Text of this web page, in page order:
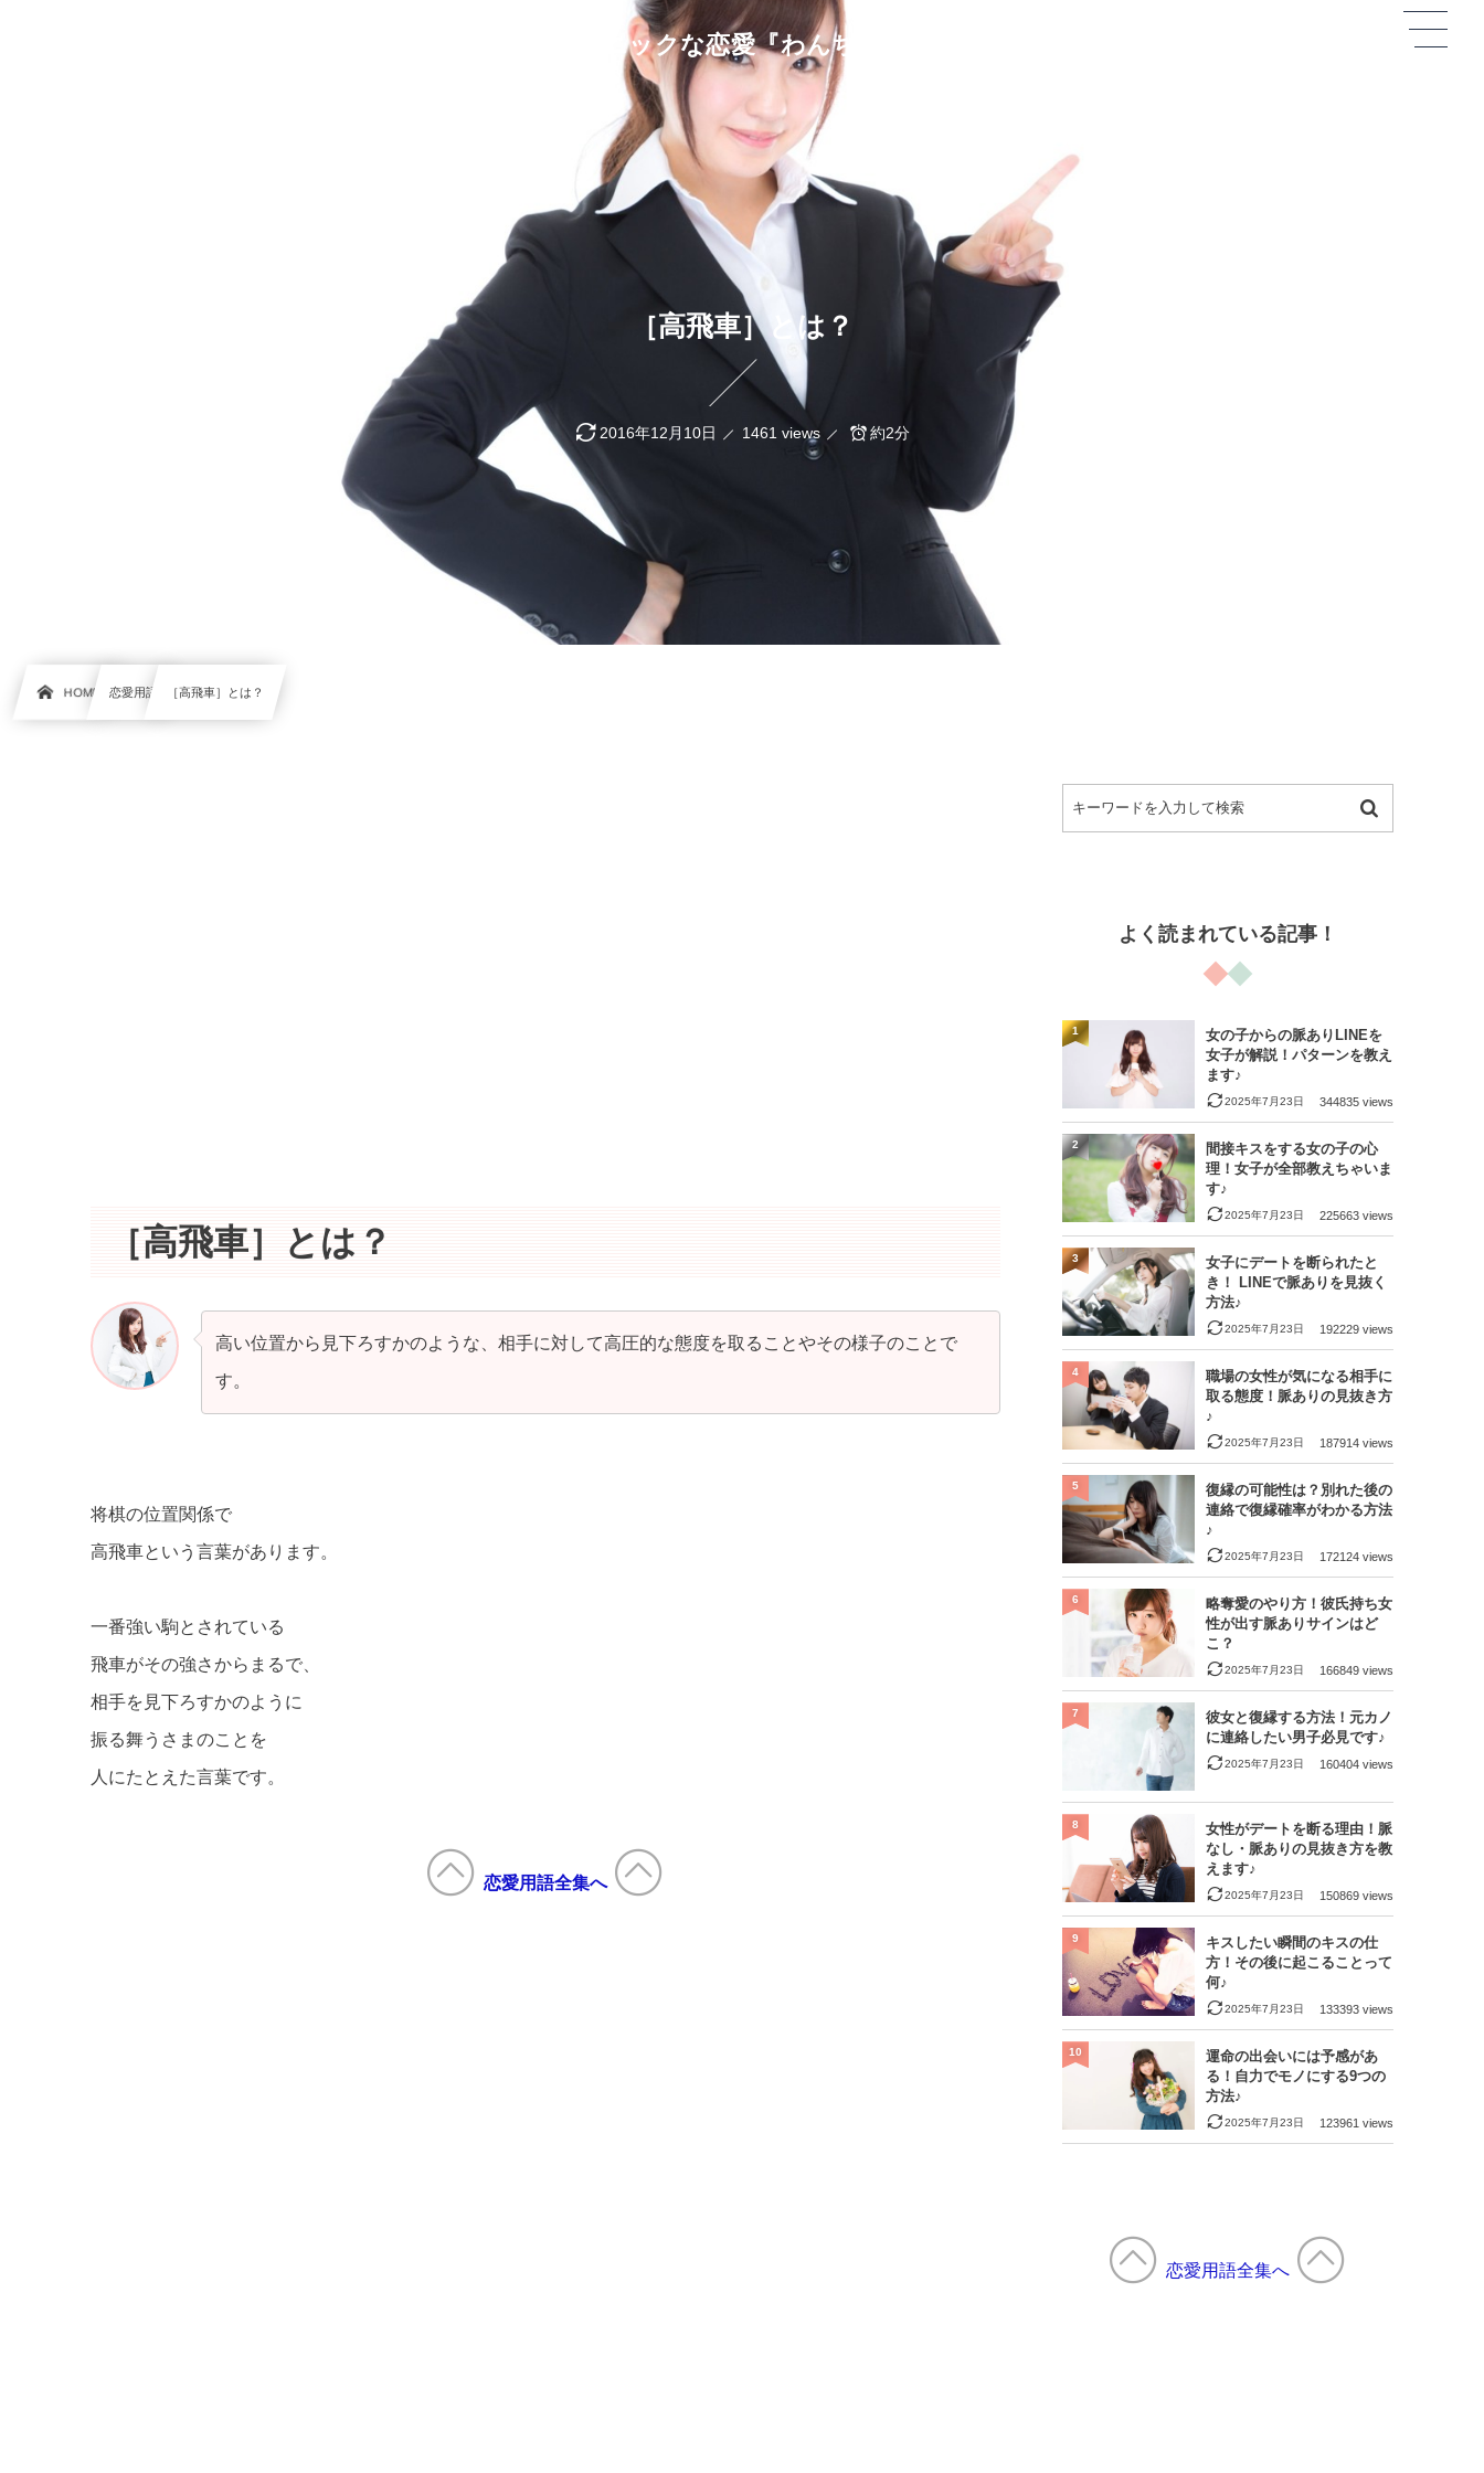
プラトニックな恋愛『わんちゃん！』
［高飛車］とは？
2016年12月10日 1461 views 約2分
HOME 恋愛用語 ［高飛車］とは？
［高飛車］とは？
高い位置から見下ろすかのような、相手に対して高圧的な態度を取ることやその様子のことで
す。
将棋の位置関係で
高飛車という言葉があります。
一番強い駒とされている
飛車がその強さからまるで、
相手を見下ろすかのように
振る舞うさまのことを
人にたとえた言葉です。
恋愛用語全集へ
よく読まれている記事！
女の子からの脈ありLINEを
女子が解説！パターンを教え
ます♪
2025年7月23日 344835 views
1
間接キスをする女の子の心
理！女子が全部教えちゃいま
す♪
2025年7月23日 225663 views
2
女子にデートを断られたと
き！ LINEで脈ありを見抜く
方法♪
2025年7月23日 192229 views
3
職場の女性が気になる相手に
取る態度！脈ありの見抜き方
♪
2025年7月23日 187914 views
4
復縁の可能性は？別れた後の
連絡で復縁確率がわかる方法
♪
2025年7月23日 172124 views
5
略奪愛のやり方！彼氏持ち女
性が出す脈ありサインはど
こ？
2025年7月23日 166849 views
6
彼女と復縁する方法！元カノ
に連絡したい男子必見です♪
2025年7月23日 160404 views
7
女性がデートを断る理由！脈
なし・脈ありの見抜き方を教
えます♪
2025年7月23日 150869 views
8
キスしたい瞬間のキスの仕
方！その後に起こることって
何♪
2025年7月23日 133393 views
9
運命の出会いには予感があ
る！自力でモノにする9つの
方法♪
2025年7月23日 123961 views
10
恋愛用語全集へ